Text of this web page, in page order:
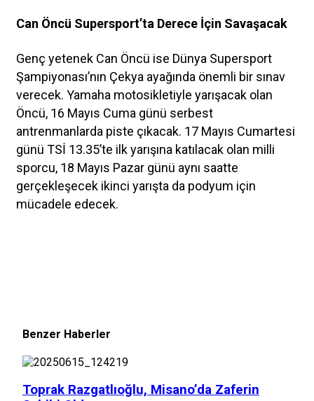
Can Öncü Supersport’ta Derece İçin Savaşacak
Genç yetenek Can Öncü ise Dünya Supersport
Şampiyonası’nın Çekya ayağında önemli bir sınav
verecek. Yamaha motosikletiyle yarışacak olan
Öncü, 16 Mayıs Cuma günü serbest
antrenmanlarda piste çıkacak. 17 Mayıs Cumartesi
günü TSİ 13.35’te ilk yarışına katılacak olan milli
sporcu, 18 Mayıs Pazar günü aynı saatte
gerçekleşecek ikinci yarışta da podyum için
mücadele edecek.
Benzer Haberler
Toprak Razgatlıoğlu, Misano’da Zaferin